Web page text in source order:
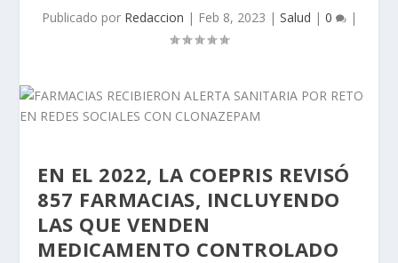
Publicado por Redaccion | Feb 8, 2023 | Salud | 0 |
EN EL 2022, LA COEPRIS REVISÓ
857 FARMACIAS, INCLUYENDO
LAS QUE VENDEN
MEDICAMENTO CONTROLADO